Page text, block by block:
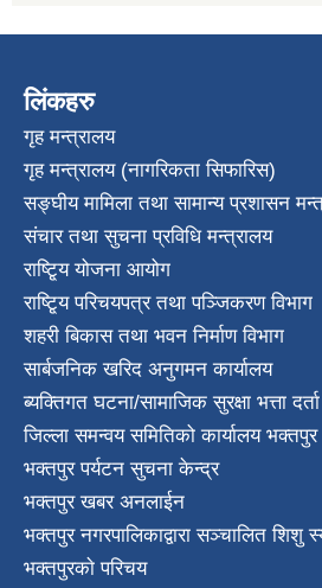
लिंकहरु
गृह मन्त्रालय
गृह मन्त्रालय (नागरिकता सिफारिस)
सङ्घीय मामिला तथा सामान्य प्रशासन
संचार तथा सुचना प्रविधि मन्त्रालय
राष्टि्ृय योजना आयोग
राष्टि्ृय परिचयपत्र तथा पञ्जिकरण विभाग
शहरी बिकास तथा भवन निर्माण विभाग
सार्बजनिक खरिद अनुगमन कार्यालय
ब्यक्तिगत घटना/सामाजिक सुरक्षा भत्ता दर्ता
जिल्ला समन्वय समितिको कार्यालय भक्तपुर
भक्तपुर पर्यटन सुचना केन्द्र
भक्तपुर खबर अनलाईन
भक्तपुर नगरपालिकाद्वारा सञ्चालित शिशु
भक्तपुरकाे परिचय